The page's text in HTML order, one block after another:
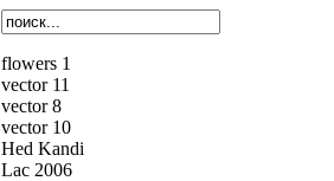
flowers 1
vector 11
vector 8
vector 10
Hed Kandi
Lac 2006